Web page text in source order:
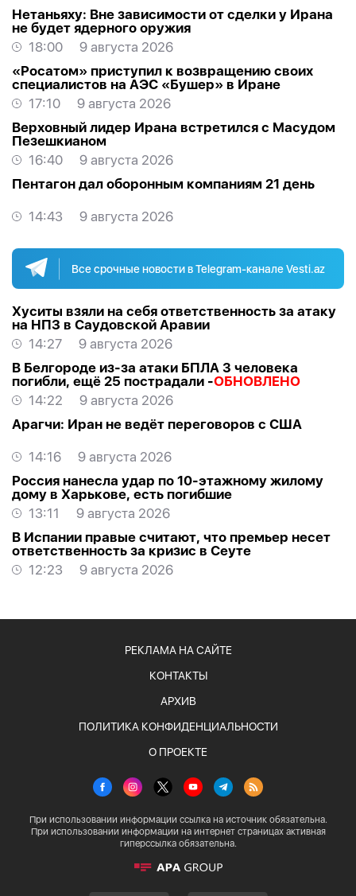
Нетаньяху: Вне зависимости от сделки у Ирана
не будет ядерного оружия
18:00
9 августа 2026
«Росатом» приступил к возвращению своих
специалистов на АЭС «Бушер» в Иране
17:10
9 августа 2026
Верховный лидер Ирана встретился с Масудом
Пезешкианом
16:40
9 августа 2026
Пентагон дал оборонным компаниям 21 день
14:43 9 августа 2026
Все срочные новости в Telegram-канале Vesti.az
Хуситы взяли на себя ответственность за атаку
на НПЗ в Саудовской Аравии
14:27
9 августа 2026
В Белгороде из-за атаки БПЛА 3 человека
погибли, ещё 25 пострадали -ОБНОВЛЕНО
14:22
9 августа 2026
Арагчи: Иран не ведёт переговоров с США
14:16
9 августа 2026
Россия нанесла удар по 10-этажному жилому
дому в Харькове, есть погибшие
13:11
9 августа 2026
В Испании правые считают, что премьер несет
ответственность за кризис в Сеуте
12:23
9 августа 2026
РЕКЛАМА НА САЙТЕ
КОНТАКТЫ
АРХИВ
ПОЛИТИКА КОНФИДЕНЦИАЛЬНОСТИ
О ПРОЕКТЕ
При использовании информации ссылка на источник обязательна.
При использовании информации на интернет страницах активная
гиперссылка обязательна.